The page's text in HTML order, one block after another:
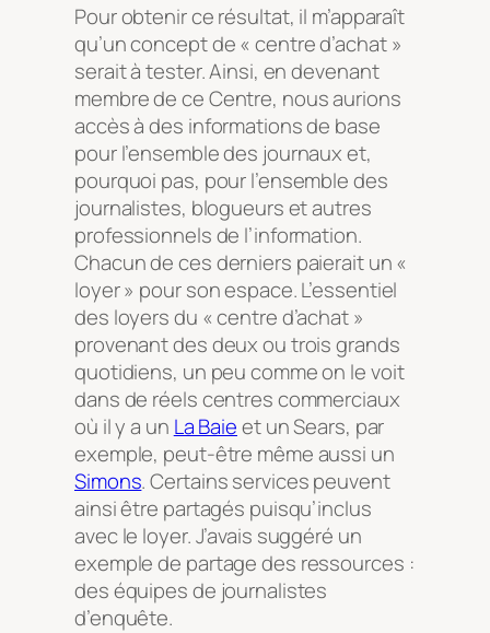
Pour obtenir ce résultat, il m’apparaît
qu’un concept de « centre d’achat »
serait à tester. Ainsi, en devenant
membre de ce Centre, nous aurions
accès à des informations de base
pour l’ensemble des journaux et,
pourquoi pas, pour l’ensemble des
journalistes, blogueurs et autres
professionnels de l’information.
Chacun de ces derniers paierait un «
loyer » pour son espace. L’essentiel
des loyers du « centre d’achat »
provenant des deux ou trois grands
quotidiens, un peu comme on le voit
dans de réels centres commerciaux
où il y a un La Baieet un Sears, par
exemple, peut-être même aussi un
Simons. Certains services peuvent
ainsi être partagés puisqu’inclus
avec le loyer. J’avais suggéré un
exemple de partage des ressources :
des équipes de journalistes
d’enquête.